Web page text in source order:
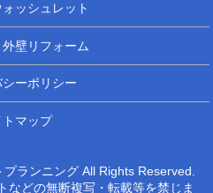
ォッシュレット
壁リフォーム
ーポリシー
トマップ
ランニング All Rights Reserved.
などの無断複写・転載等を禁じま